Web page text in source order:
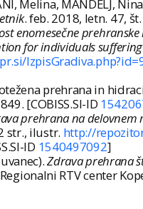
Melina, MANDELJ,
. feb. 2018, letn. 47,
enomesečne
for individuals
prehrana in
[COBISS.SI-ID
prehrana na delovnem
str., ilustr. http://
ID 1540497092]
Zdrava prehrana
RTV center